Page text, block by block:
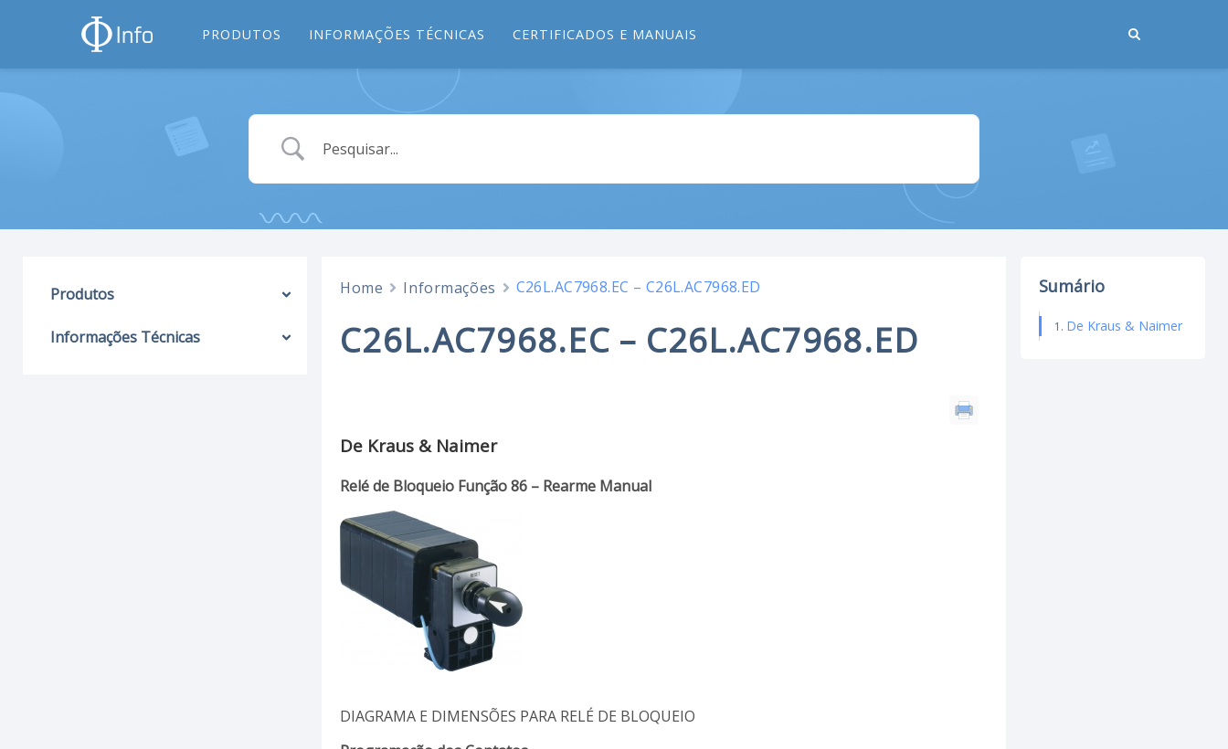
PRODUTOS INFORMAÇÕES TÉCNICAS CERTIFICADOS E MANUAIS
Produtos
Informações Técnicas
Home Informações C26L.AC7968.EC – C26L.AC7968.ED
C26L.AC7968.EC – C26L.AC7968.ED
De Kraus & Naimer
Relé de Bloqueio Função 86 – Rearme Manual
DIAGRAMA E DIMENSÕES PARA RELÉ DE BLOQUEIO
Sumário
De Kraus & Naimer